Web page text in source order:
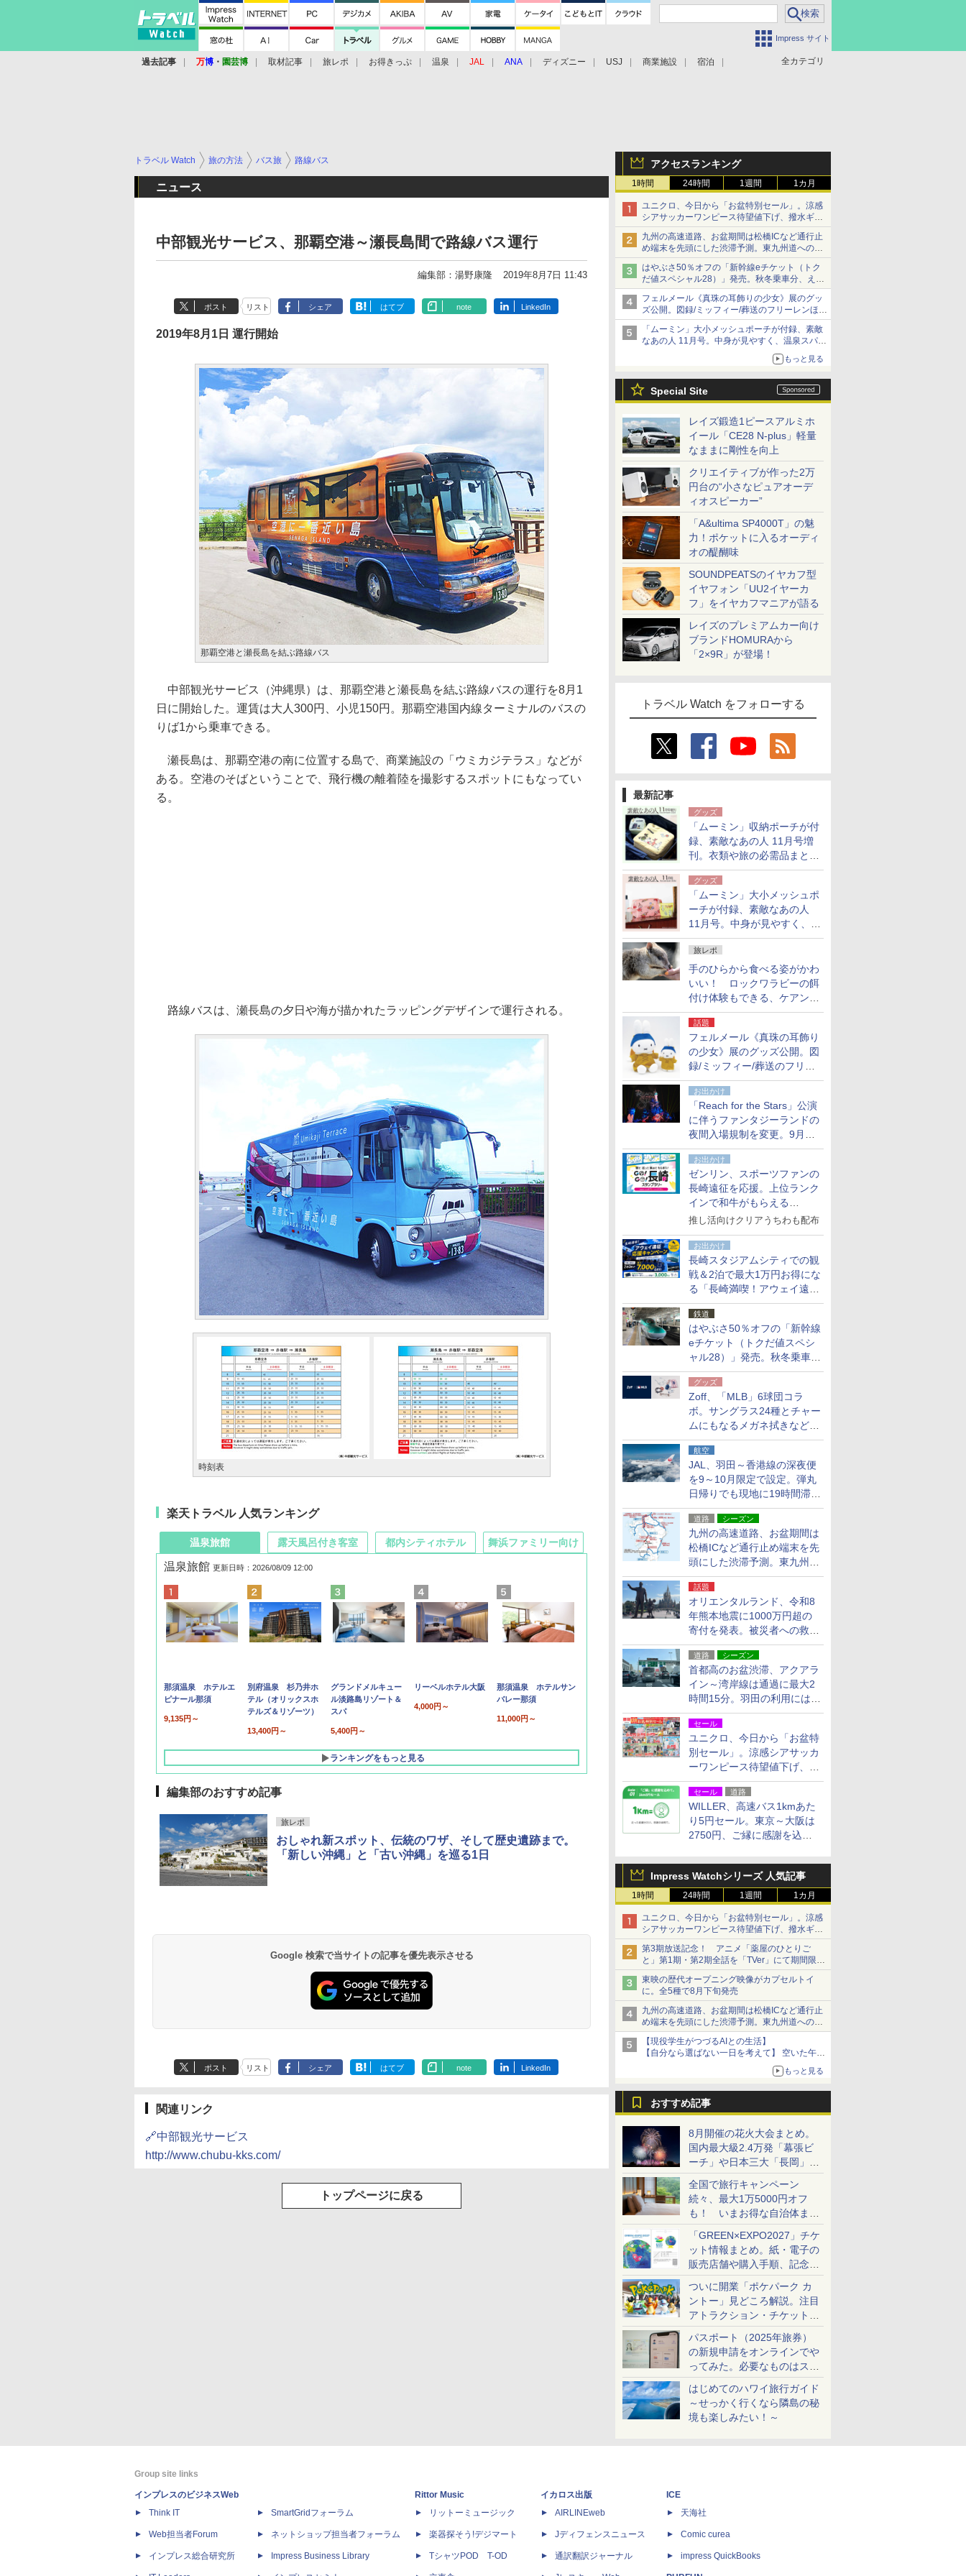
Impress サイト
全カテゴリ
過去記事 万博 ・ 園芸博 取材記事 旅レポ お得きっぷ 温泉 JAL ANA ディズニー USJ 商業施設 宿泊
アクセスランキング
1時間 24時間 1週間 1カ月
ユニクロ、今日から「お盆特別セール」。涼感
シアサッカーワンピース待望値下げ、撥水ギア
ショーツは1990円に
九州の高速道路、お盆期間は松橋ICなど通行止
め端末を先頭にした渋滞予測。東九州道への迂
回は料金調整を実施
はやぶさ50％オフの「新幹線eチケット（トク
だ値スペシャル28）」発売。秋冬乗車分、えき
ねっと限定
フェルメール《真珠の耳飾りの少女》展のグッ
ズ公開。図録/ミッフィー/葬送のフリーレンほ
か、注目ブランドコラボが実現
「ムーミン」大小メッシュポーチが付録、素敵
なあの人 11月号。中身が見やすく、温泉スパに
もっと見る
Special Site
レイズ鍛造1ピースアルミホ
イール「CE28 N-plus」軽量
なままに剛性を向上
クリエイティブが作った2万
円台の“小さなピュアオーデ
ィオスピーカー”
「A&ultima SP4000T」の魅
力！ポケットに入るオーディ
オの醍醐味
SOUNDPEATSのイヤカフ型
イヤフォン「UU2イヤーカ
フ」をイヤカフマニアが語る
レイズのプレミアムカー向け
ブランドHOMURAから
「2×9R」が登場！
トラベル Watch をフォローする
最新記事
グッズ
「ムーミン」収納ポーチが付
録、素敵なあの人 11月号増
刊。衣類や旅の必需品まとま
る大小2個セット
グッズ
「ムーミン」大小メッシュポ
ーチが付録、素敵なあの人
11月号。中身が見やすく、温
泉スパにも使える
旅レポ
手のひらから食べる姿がかわ
いい！ ロックワラビーの餌
付け体験もできる、ケアンズ
でアサートン高原の日本語ガ
イド付きツアーに参加してみ
た
話題
フェルメール《真珠の耳飾り
の少女》展のグッズ公開。図
録/ミッフィー/葬送のフリー
レンほか、注目ブランドコラ
ボが実現
お出かけ
「Reach for the Stars」公演
に伴うファンタジーランドの
夜間入場規制を変更。9月か
ら18時50分～20時ごろに
お出かけ
ゼンリン、スポーツファンの
長崎遠征を応援。上位ランク
インで和牛がもらえる
「GO！GO！長崎スタンプラ
推し活向けクリアうちわも配布
お出かけ
長崎スタジアムシティでの観
戦＆2泊で最大1万円お得にな
る「長崎満喫！アウェイ遠征
応援キャンペーン」
鉄道
はやぶさ50％オフの「新幹線
eチケット（トクだ値スペシ
ャル28）」発売。秋冬乗車
分、えきねっと限定
グッズ
Zoff、「MLB」6球団コラ
ボ。サングラス24種とチャー
ムにもなるメガネ拭きなど雑
貨24種
航空
JAL、羽田～香港線の深夜便
を9～10月限定で設定。弾丸
日帰りでも現地に19時間滞在
できる
道路 シーズン
九州の高速道路、お盆期間は
松橋ICなど通行止め端末を先
頭にした渋滞予測。東九州道
への迂回は料金調整を実施
話題
オリエンタルランド、令和8
年熊本地震に1000万円超の
寄付を発表。被災者への救援
活動・復旧支援
道路 シーズン
首都高のお盆渋滞、アクアラ
イン～湾岸線は通過に最大2
時間15分。羽田の利用には
「空港西出口」の利用検討を
セール
ユニクロ、今日から「お盆特
別セール」。涼感シアサッカ
ーワンピース待望値下げ、撥
水ギアショーツは1990円に
セール 道路
WILLER、高速バス1kmあた
り5円セール。東京～大阪は
2750円、ご縁に感謝を込め
Impress Watchシリーズ 人気記事
1時間 24時間 1週間 1カ月
ユニクロ、今日から「お盆特別セール」。涼感
シアサッカーワンピース待望値下げ、撥水ギア
ショーツは1990円に
第3期放送記念！ アニメ「薬屋のひとりご
と」第1期・第2期全話を「TVer」にて期間限定
で順次無料配信開始
東映の歴代オープニング映像がカプセルトイ
に。全5種で8月下旬発売
九州の高速道路、お盆期間は松橋ICなど通行止
め端末を先頭にした渋滞予測。東九州道への迂
回は料金調整を実施
【現役学生がつづるAIとの生活】
【自分なら選ばない一日を考えて】 空いた午後
をチャッピーに捧げたら、思わぬ絶景に出会っ
もっと見る
おすすめ記事
8月開催の花火大会まとめ。
国内最大級2.4万発「幕張ビ
ーチ」や日本三大「長岡」な
ど大型イベント目白押し！
全国で旅行キャンペーン
続々、最大1万5000円オフ
も！ いまお得な自治体まと
め
「GREEN×EXPO2027」チケ
ット情報まとめ。紙・電子の
販売店舗や購入手順、記念チ
ケットも解説
ついに開業「ポケパーク カ
ントー」見どころ解説。注目
アトラクション・チケット手
配・来場前に必要な準備は？
パスポート（2025年旅券）
の新規申請をオンラインでや
ってみた。必要なものはスマ
ホとマイナカードのみ
はじめてのハワイ旅行ガイド
～せっかく行くなら隣島の秘
境も楽しみたい！～
トラベル Watch 旅の方法 バス旅 路線バス
ニュース
中部観光サービス、那覇空港～瀬長島間で路線バス運行
編集部：湯野康隆 2019年8月7日 11:43
ポスト リスト シェア はてブ note LinkedIn
2019年8月1日 運行開始
那覇空港と瀬長島を結ぶ路線バス
中部観光サービス（沖縄県）は、那覇空港と瀬長島を結ぶ路線バスの運行を8月1
日に開始した。運賃は大人300円、小児150円。那覇空港国内線ターミナルのバスの
りば1から乗車できる。
瀬長島は、那覇空港の南に位置する島で、商業施設の「ウミカジテラス」などが
ある。空港のそばということで、飛行機の離着陸を撮影するスポットにもなってい
る。
路線バスは、瀬長島の夕日や海が描かれたラッピングデザインで運行される。
時刻表
楽天トラベル 人気ランキング
温泉旅館
温泉旅館 更新日時：2026/08/09 12:00
那須温泉 ホテルエ
ピナール那須
9,135円～
別府温泉 杉乃井ホ
テル（オリックスホ
テルズ＆リゾーツ）
13,400円～
グランドメルキュー
ル淡路島リゾート＆
スパ
5,400円～
リーベルホテル大阪
4,000円～
那須温泉 ホテルサン
バレー那須
11,000円～
ランキングをもっと見る
露天風呂付き客室
10,450円～
19,541円～
都内シティホテル 舞浜ファミリー向け
7,950円～
5,758円～
編集部のおすすめ記事
旅レポ
おしゃれ新スポット、伝統のワザ、そして歴史遺跡まで。
「新しい沖縄」と「古い沖縄」を巡る1日
Google 検索で当サイトの記事を優先表示させる
ポスト リスト シェア はてブ note LinkedIn
関連リンク
🔗中部観光サービス
http://www.chubu-kks.com/
トップページに戻る
Group site links
インプレスのビジネスWeb
Think IT
Web担当者Forum
インプレス総合研究所
SmartGridフォーラム
ネットショップ担当者フォーラム
Impress Business Library
Rittor Music
リットーミュージック
楽器探そう!デジマート
TシャツPOD T-OD
イカロス出版
AIRLINEweb
Jディフェンスニュース
通訳翻訳ジャーナル
ICE
天海社
Comic curea
impress QuickBooks